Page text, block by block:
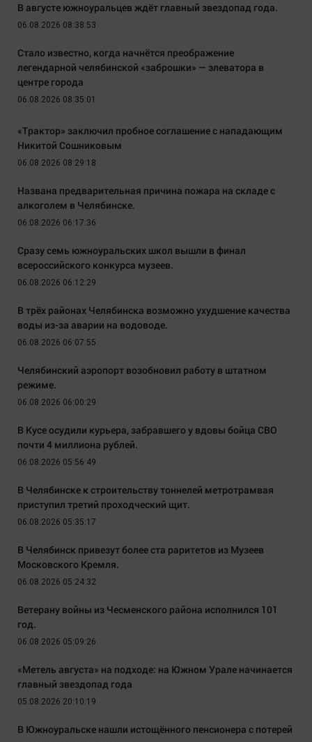
В августе южноуральцев ждёт главный звездопад года.
06.08.2026 08:38:53
Стало известно, когда начнётся преображение
легендарной челябинской «заброшки» — элеватора в
центре города
06.08.2026 08:35:01
«Трактор» заключил пробное соглашение с нападающим
Никитой Сошниковым
06.08.2026 08:29:18
Названа предварительная причина пожара на складе с
алкоголем в Челябинске.
06.08.2026 06:17:36
Сразу семь южноуральских школ вышли в финал
всероссийского конкурса музеев.
06.08.2026 06:12:29
В трёх районах Челябинска возможно ухудшение качества
воды из-за аварии на водоводе.
06.08.2026 06:07:55
Челябинский аэропорт возобновил работу в штатном
режиме.
06.08.2026 06:00:29
В Кусе осудили курьера, забравшего у вдовы бойца СВО
почти 4 миллиона рублей.
06.08.2026 05:56:49
В Челябинске к строительству тоннелей метротрамвая
приступил третий проходческий щит.
06.08.2026 05:35:17
В Челябинск привезут более ста раритетов из Музеев
Московского Кремля.
06.08.2026 05:24:32
Ветерану войны из Чесменского района исполнился 101
год.
06.08.2026 05:09:26
«Метель августа» на подходе: на Южном Урале начинается
главный звездопад года
05.08.2026 20:10:19
В Южноуральске нашли истощённого пенсионера с потерей